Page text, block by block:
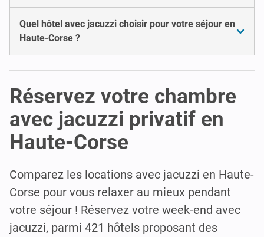
Quel hôtel avec jacuzzi choisir pour votre séjour en
Haute-Corse ?
Réservez votre chambre
avec jacuzzi privatif en
Haute-Corse
Comparez les locations avec jacuzzi en Haute-
Corse pour vous relaxer au mieux pendant
votre séjour ! Réservez votre week-end avec
jacuzzi, parmi 421 hôtels proposant des